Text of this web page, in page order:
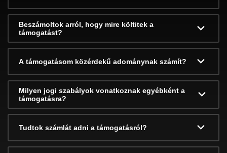
Beszámoltok arról, hogy mire költitek a
támogatást?
A támogatásom közérdekű adománynak számít?
Milyen jogi szabályok vonatkoznak egyébként a
támogatásra?
Tudtok számlát adni a támogatásról?